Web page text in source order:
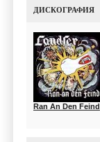
ДИСКОГРАФИЯ
Ran An Den Feind